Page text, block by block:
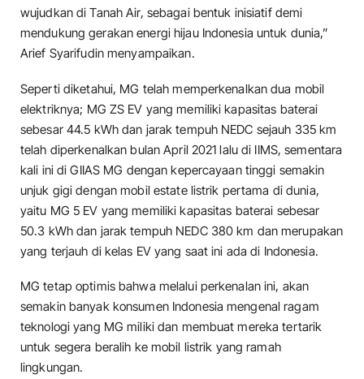
wujudkan di Tanah Air, sebagai bentuk inisiatif demi
mendukung gerakan energi hijau Indonesia untuk dunia,”
Arief Syarifudin menyampaikan.
Seperti diketahui, MG telah memperkenalkan dua mobil
elektriknya; MG ZS EV yang memiliki kapasitas baterai
sebesar 44.5 kWh dan jarak tempuh NEDC sejauh 335 km
telah diperkenalkan bulan April 2021 lalu di IIMS, sementara
kali ini di GIIAS MG dengan kepercayaan tinggi semakin
unjuk gigi dengan mobil estate listrik pertama di dunia,
yaitu MG 5 EV yang memiliki kapasitas baterai sebesar
50.3 kWh dan jarak tempuh NEDC 380 km dan merupakan
yang terjauh di kelas EV yang saat ini ada di Indonesia.
MG tetap optimis bahwa melalui perkenalan ini, akan
semakin banyak konsumen Indonesia mengenal ragam
teknologi yang MG miliki dan membuat mereka tertarik
untuk segera beralih ke mobil listrik yang ramah
lingkungan.